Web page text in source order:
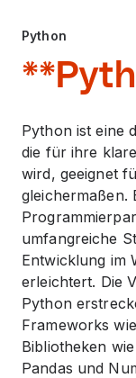
Python
Python ist eine
die für ihre
wird, geeignet
gleichermaßen.
umfangreiche
Entwicklung im
erleichtert. Die
Python
Frameworks
Bibliotheken
Pandas und